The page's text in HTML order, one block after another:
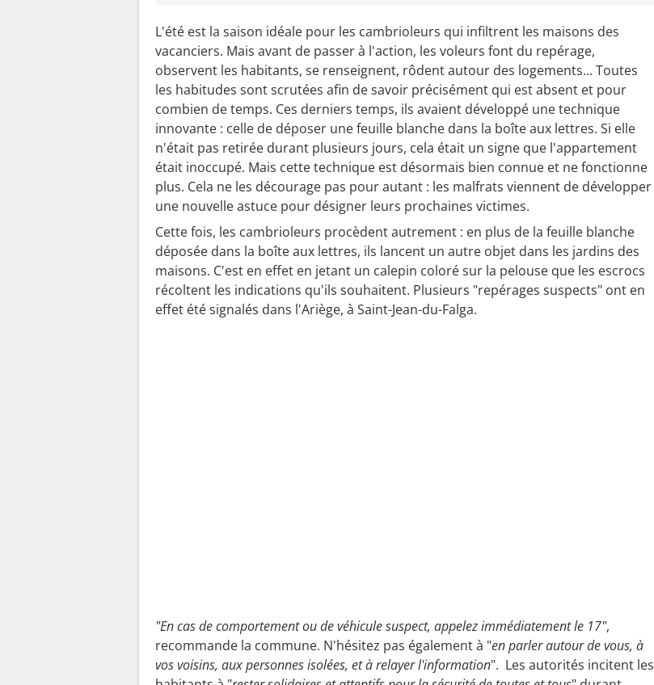
L'été est la saison idéale pour les cambrioleurs qui infiltrent les maisons des
vacanciers. Mais avant de passer à l'action, les voleurs font du repérage,
observent les habitants, se renseignent, rôdent autour des logements... Toutes
les habitudes sont scrutées afin de savoir précisément qui est absent et pour
combien de temps. Ces derniers temps, ils avaient développé une technique
innovante : celle de déposer une feuille blanche dans la boîte aux lettres. Si elle
n'était pas retirée durant plusieurs jours, cela était un signe que l'appartement
était inoccupé. Mais cette technique est désormais bien connue et ne fonctionne
plus. Cela ne les décourage pas pour autant : les malfrats viennent de développer
une nouvelle astuce pour désigner leurs prochaines victimes.
Cette fois, les cambrioleurs procèdent autrement : en plus de la feuille blanche
déposée dans la boîte aux lettres, ils lancent un autre objet dans les jardins des
maisons. C'est en effet en jetant un calepin coloré sur la pelouse que les escrocs
récoltent les indications qu'ils souhaitent. Plusieurs "repérages suspects" ont en
effet été signalés dans l'Ariège, à Saint-Jean-du-Falga.
"En cas de comportement ou de véhicule suspect, appelez immédiatement le 17",
recommande la commune. N'hésitez pas également à "en parler autour de vous, à
vos voisins, aux personnes isolées, et à relayer l'information". Les autorités incitent les